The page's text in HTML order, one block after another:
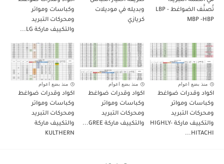
تُصنَّف الضواغط LBP -
MBP -HBP
وبديله في موديلات
كريازي
وكباسات ومواتر
ومحركات التبريد
والتكييف ماركة LG...
منذ بضع اعوام
اكواد وقدرات ضواغط
وكباسات ومواتر
ومحركات التبريد
والتكييف ماركة HIGHLY-
HITACHI...
منذ بضع اعوام
اكواد وقدرات ضواغط
وكباسات ومواتر
ومحركات التبريد
والتكييف ماركة GREE...
منذ بضع اعوام
اكواد وقدرات ضواغط
وكباسات ومواتر
ومحركات التبريد
والتكييف ماركة
KULTHERN